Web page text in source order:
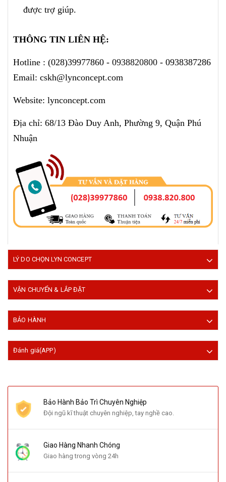
được trợ giúp.
THÔNG TIN LIÊN HỆ:
Hotline : (028)39977860 - 0938820800 - 0938387286
Email: cskh@lynconcept.com
Website: lynconcept.com
Địa chỉ: 68/13 Đào Duy Anh, Phường 9, Quận Phú
Nhuận
LÝ DO CHỌN LYN CONCEPT
VẬN CHUYỂN & LẮP ĐẶT
BẢO HÀNH
Đánh giá(APP)
Bảo Hành Bảo Trì Chuyên Nghiệp
Đội ngũ kĩ thuật chuyên nghiệp, tay nghề cao.
Giao Hàng Nhanh Chóng
Giao hàng trong vòng 24h